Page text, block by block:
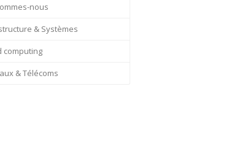
nous
& Systèmes
computing
& Télécoms